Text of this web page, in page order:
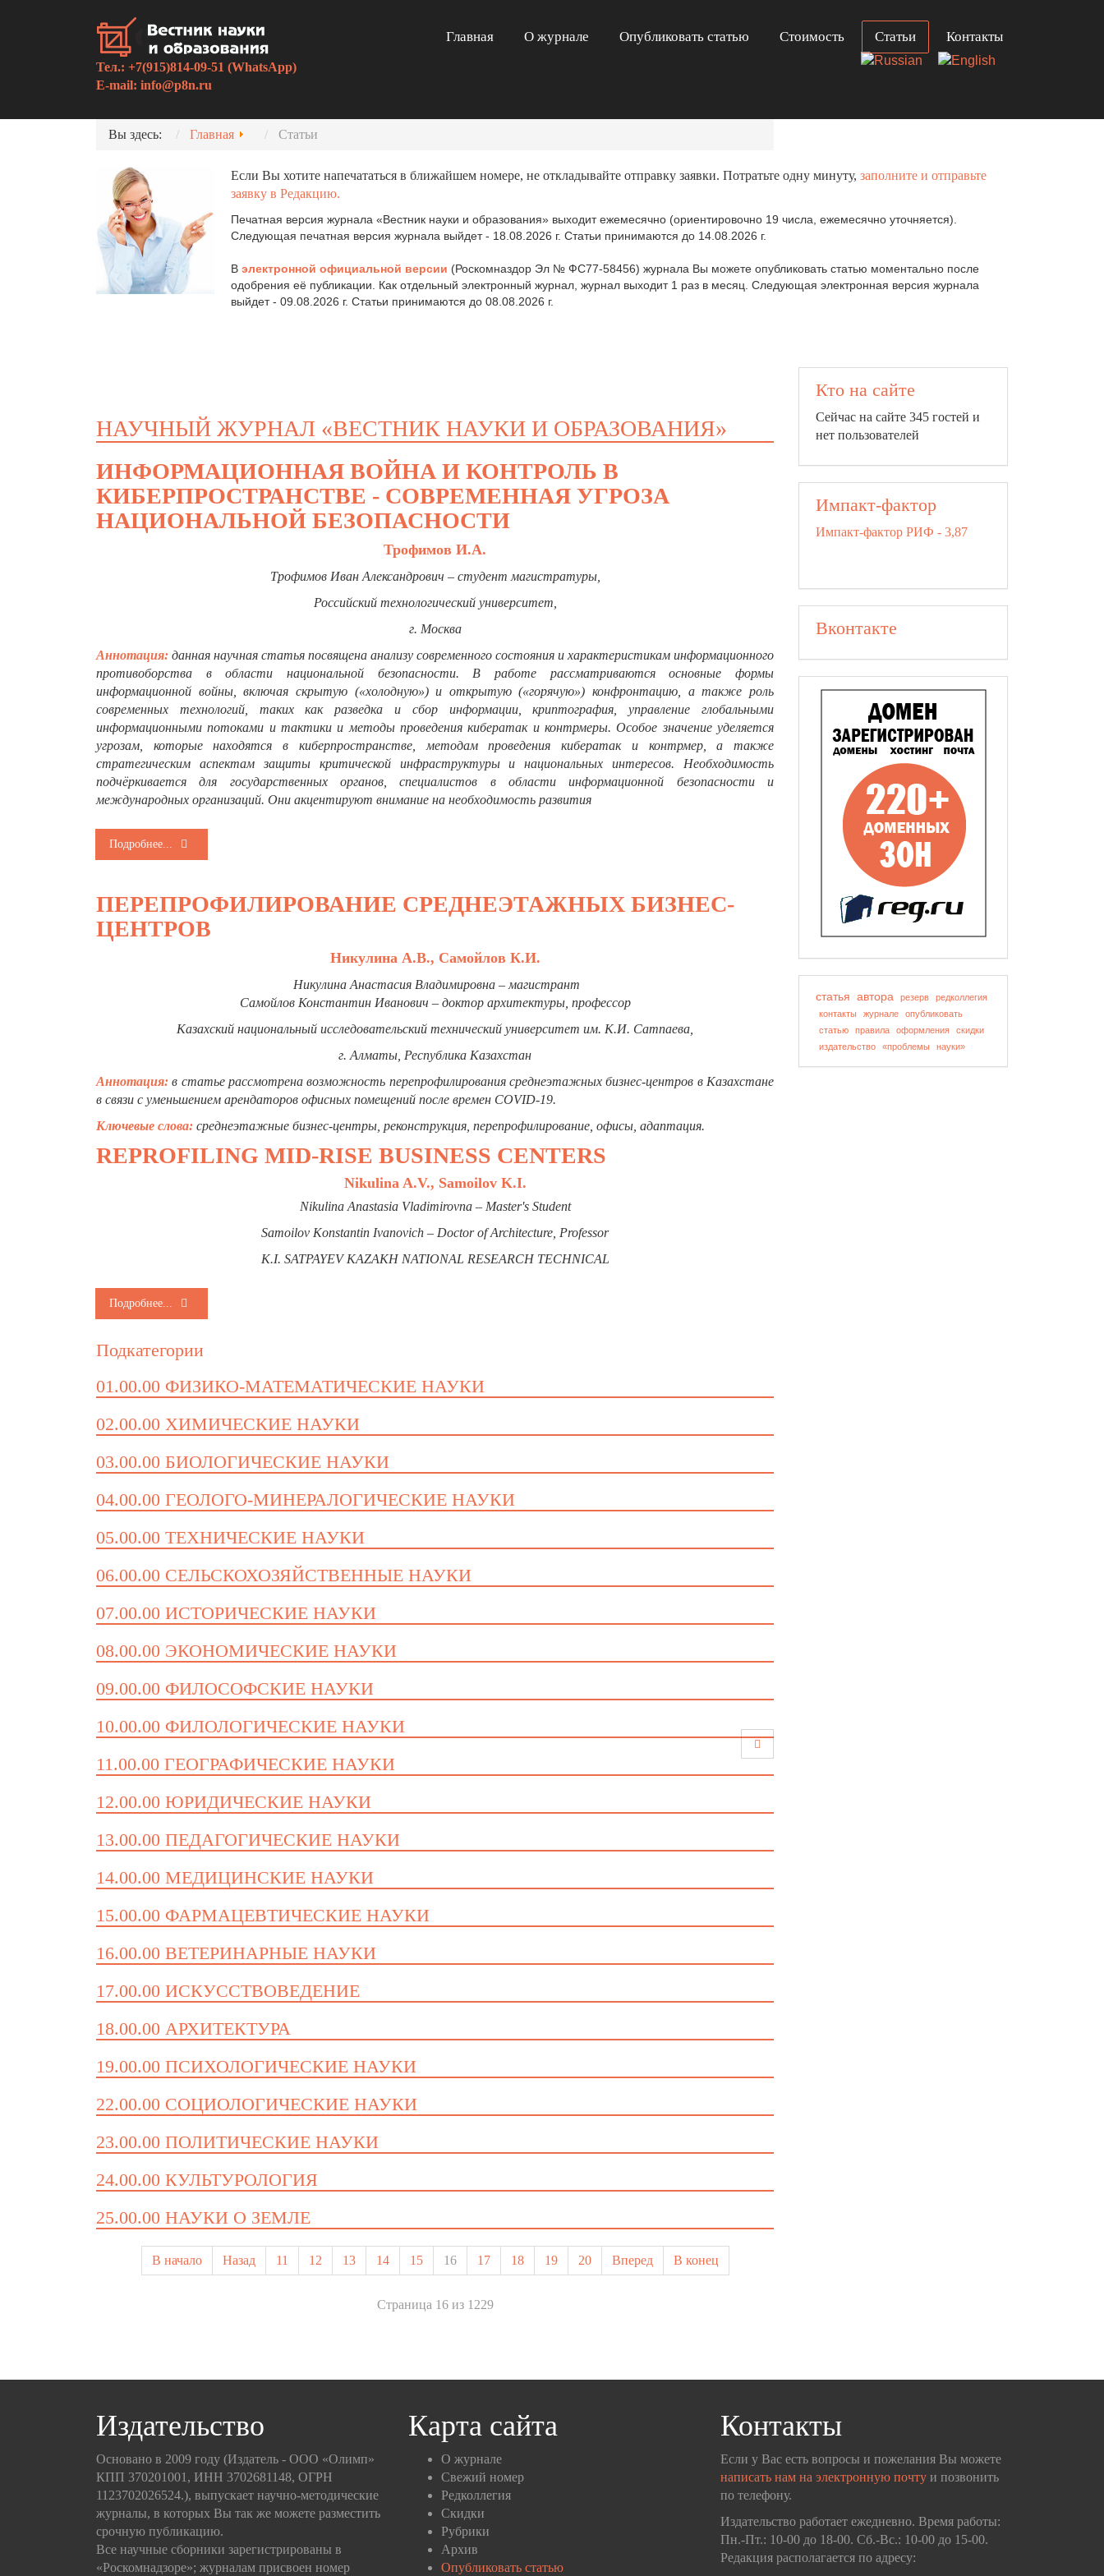
Тел.: +7(915)814-09-51 (WhatsApp)
E-mail: info@p8n.ru
Главная О журнале Опубликовать статью Стоимость Статьи Контакты
Вы здесь: Главная Статьи
Если Вы хотите напечататься в ближайшем номере, не откладывайте отправку заявки. Потратьте одну минуту, заполните и отправьте
заявку в Редакцию.
Печатная версия журнала «Вестник науки и образования» выходит ежемесячно (ориентировочно 19 числа, ежемесячно уточняется).
Следующая печатная версия журнала выйдет - 18.08.2026 г. Статьи принимаются до 14.08.2026 г.
В электронной официальной версии (Роскомназдор Эл № ФС77-58456) журнала Вы можете опубликовать статью моментально после
одобрения её публикации. Как отдельный электронный журнал, журнал выходит 1 раз в месяц. Следующая электронная версия журнала
выйдет - 09.08.2026 г. Статьи принимаются до 08.08.2026 г.
НАУЧНЫЙ ЖУРНАЛ «ВЕСТНИК НАУКИ И ОБРАЗОВАНИЯ»
ИНФОРМАЦИОННАЯ ВОЙНА И КОНТРОЛЬ В
КИБЕРПРОСТРАНСТВЕ - СОВРЕМЕННАЯ УГРОЗА
НАЦИОНАЛЬНОЙ БЕЗОПАСНОСТИ
Трофимов И.А.
Трофимов Иван Александрович – студент магистратуры,
Российский технологический университет,
г. Москва
Аннотация: данная научная статья посвящена анализу современного состояния и характеристикам информационного
противоборства в области национальной безопасности. В работе рассматриваются основные формы
информационной войны, включая скрытую («холодную») и открытую («горячую») конфронтацию, а также роль
современных технологий, таких как разведка и сбор информации, криптография, управление глобальными
информационными потоками и тактики и методы проведения кибератак и контрмеры. Особое значение уделяется
угрозам, которые находятся в киберпространстве, методам проведения кибератак и контрмер, а также
стратегическим аспектам защиты критической инфраструктуры и национальных интересов. Необходимость
подчёркивается для государственных органов, специалистов в области информационной безопасности и
международных организаций. Они акцентируют внимание на необходимость развития
Подробнее...
ПЕРЕПРОФИЛИРОВАНИЕ СРЕДНЕЭТАЖНЫХ БИЗНЕС-
ЦЕНТРОВ
Никулина А.В., Самойлов К.И.
Никулина Анастасия Владимировна – магистрант
Самойлов Константин Иванович – доктор архитектуры, профессор
Казахский национальный исследовательский технический университет им. К.И. Сатпаева,
г. Алматы, Республика Казахстан
Аннотация: в статье рассмотрена возможность перепрофилирования среднеэтажных бизнес-центров в Казахстане
в связи с уменьшением арендаторов офисных помещений после времен COVID-19.
Ключевые слова: среднеэтажные бизнес-центры, реконструкция, перепрофилирование, офисы, адаптация.
REPROFILING MID-RISE BUSINESS CENTERS
Nikulina A.V., Samoilov K.I.
Nikulina Anastasia Vladimirovna – Master's Student
Samoilov Konstantin Ivanovich – Doctor of Architecture, Professor
K.I. SATPAYEV KAZAKH NATIONAL RESEARCH TECHNICAL
Подробнее...
Подкатегории
01.00.00 ФИЗИКО-МАТЕМАТИЧЕСКИЕ НАУКИ
02.00.00 ХИМИЧЕСКИЕ НАУКИ
03.00.00 БИОЛОГИЧЕСКИЕ НАУКИ
04.00.00 ГЕОЛОГО-МИНЕРАЛОГИЧЕСКИЕ НАУКИ
05.00.00 ТЕХНИЧЕСКИЕ НАУКИ
06.00.00 СЕЛЬСКОХОЗЯЙСТВЕННЫЕ НАУКИ
07.00.00 ИСТОРИЧЕСКИЕ НАУКИ
08.00.00 ЭКОНОМИЧЕСКИЕ НАУКИ
09.00.00 ФИЛОСОФСКИЕ НАУКИ
10.00.00 ФИЛОЛОГИЧЕСКИЕ НАУКИ
11.00.00 ГЕОГРАФИЧЕСКИЕ НАУКИ
12.00.00 ЮРИДИЧЕСКИЕ НАУКИ
13.00.00 ПЕДАГОГИЧЕСКИЕ НАУКИ
14.00.00 МЕДИЦИНСКИЕ НАУКИ
15.00.00 ФАРМАЦЕВТИЧЕСКИЕ НАУКИ
16.00.00 ВЕТЕРИНАРНЫЕ НАУКИ
17.00.00 ИСКУССТВОВЕДЕНИЕ
18.00.00 АРХИТЕКТУРА
19.00.00 ПСИХОЛОГИЧЕСКИЕ НАУКИ
22.00.00 СОЦИОЛОГИЧЕСКИЕ НАУКИ
23.00.00 ПОЛИТИЧЕСКИЕ НАУКИ
24.00.00 КУЛЬТУРОЛОГИЯ
25.00.00 НАУКИ О ЗЕМЛЕ
В начало Назад 11 12 13 14 15 16 17 18 19 20 Вперед В конец
Страница 16 из 1229
Кто на сайте
Сейчас на сайте 345 гостей и
нет пользователей
Импакт-фактор
Импакт-фактор РИФ - 3,87
Вконтакте
статья автора резерв
редколлегия
контакты
журнале
опубликовать
статью
правила оформления
скидки
издательство
«проблемы науки»
Издательство
Основано в 2009 году (Издатель - ООО «Олимп»
КПП 370201001, ИНН 3702681148, ОГРН
1123702026524.), выпускает научно-методические
журналы, в которых Вы так же можете разместить
срочную публикацию.
Все научные сборники зарегистрированы в
«Роскомнадзоре»; журналам присвоен номер
Карта сайта
О журнале
Свежий номер
Редколлегия
Скидки
Рубрики
Архив
Опубликовать статью
Контакты
Если у Вас есть вопросы и пожелания Вы можете
написать нам на электронную почту и позвонить
по телефону.
Издательство работает ежедневно. Время работы:
Пн.-Пт.: 10-00 до 18-00. Сб.-Вс.: 10-00 до 15-00.
Редакция располагается по адресу: